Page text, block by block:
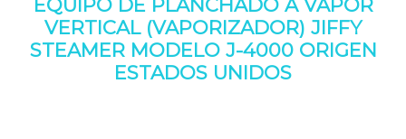
EQUIPO DE PLANCHADO A VAPOR
VERTICAL (VAPORIZADOR) JIFFY
STEAMER MODELO J-4000 ORIGEN
ESTADOS UNIDOS